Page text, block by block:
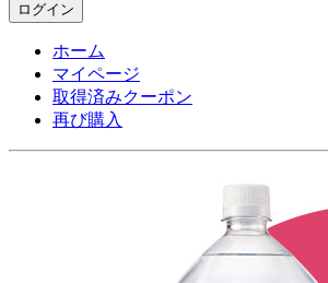
ログイン
ホーム
マイページ
取得済みクーポン
再び購入